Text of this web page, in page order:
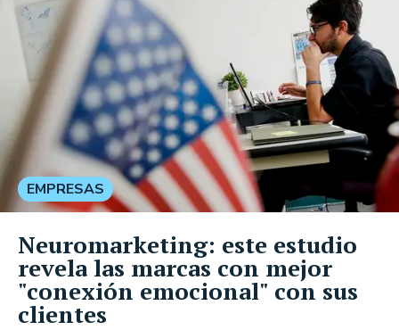
EMPRESAS
Neuromarketing: este estudio
revela las marcas con mejor
"conexión emocional" con sus
clientes